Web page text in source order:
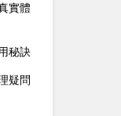
實體
秘訣
疑問